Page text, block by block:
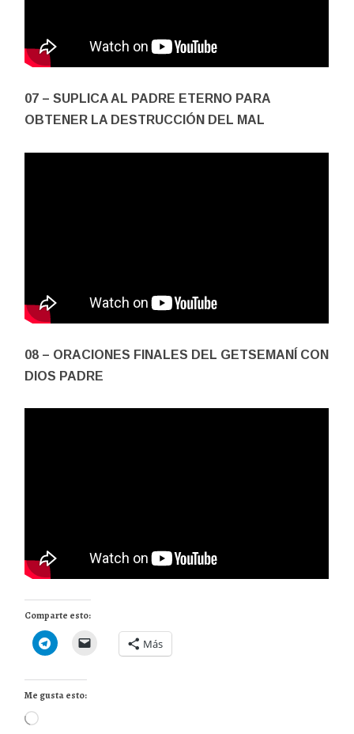
07 – SUPLICA AL PADRE ETERNO PARA
OBTENER LA DESTRUCCIÓN DEL MAL
08 – ORACIONES FINALES DEL GETSEMANÍ CON
DIOS PADRE
Comparte esto:
Más
Me gusta esto:
Cargando...